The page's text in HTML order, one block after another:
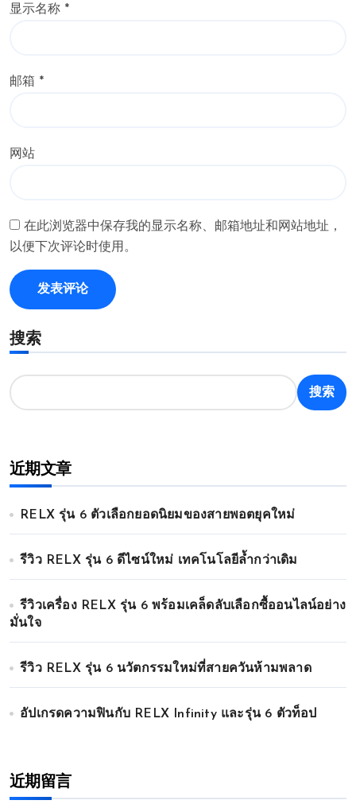
显示名称 *
邮箱 *
网站
在此浏览器中保存我的显示名称、邮箱地址和网站地址，
以便下次评论时使用。
搜索
搜索
近期文章
RELX รุ่น 6 ตัวเลือกยอดนิยมของสายพอตยุคใหม่
รีวิว RELX รุ่น 6 ดีไซน์ใหม่ เทคโนโลยีล้ำกว่าเดิม
รีวิวเครื่อง RELX รุ่น 6 พร้อมเคล็ดลับเลือกซื้ออนไลน์อย่าง
มั่นใจ
รีวิว RELX รุ่น 6 นวัตกรรมใหม่ที่สายควันห้ามพลาด
อัปเกรดความฟินกับ RELX Infinity และรุ่น 6 ตัวท็อป
近期留言